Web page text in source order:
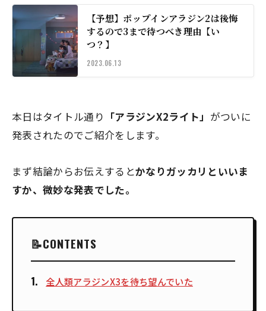
【予想】ポップインアラジン2は後悔
するので3まで待つべき理由【い
つ？】
2023.06.13
本日はタイトル通り 「アラジンX2ライト」 がついに
発表されたのでご紹介をします。
まず結論からお伝えするとかなりガッカリといいま
すか、微妙な発表でした。
CONTENTS
全人類アラジンX3を待ち望んでいた